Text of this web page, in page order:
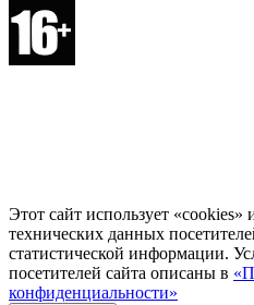
Этот сайт использует «cookies»
технических данных
статистической информации.
посетителей сайта описаны в
конфиденциальности»